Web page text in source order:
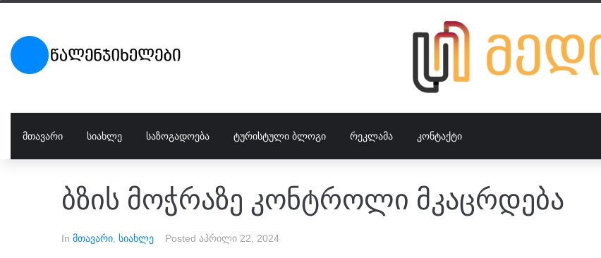
ᲛᲗᲐᲕᲐᲠᲘ ᲡᲘᲐᲮᲚᲔ ᲡᲐᲖᲝᲒᲐᲓᲝᲔᲑᲐ ᲢᲣᲠᲘᲡᲢᲣᲚᲘ ᲑᲚᲝᲒᲘ ᲠᲔᲙᲚᲐᲛᲐ ᲙᲝᲜᲢᲐᲥᲢᲘ
ბზის მოჭრაზე კონტროლი მკაცრდება
In მთავარი სიახლე Posted აპრილი 22, 2024